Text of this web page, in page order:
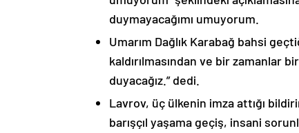
duymayacağımı umuyorum.
Umarım Dağlık Karabağ bahsi
kaldırılmasından ve bir zamanlar
duyacağız.” dedi.
Lavrov, üç ülkenin imza attığı
barışçıl yaşama geçiş, insani